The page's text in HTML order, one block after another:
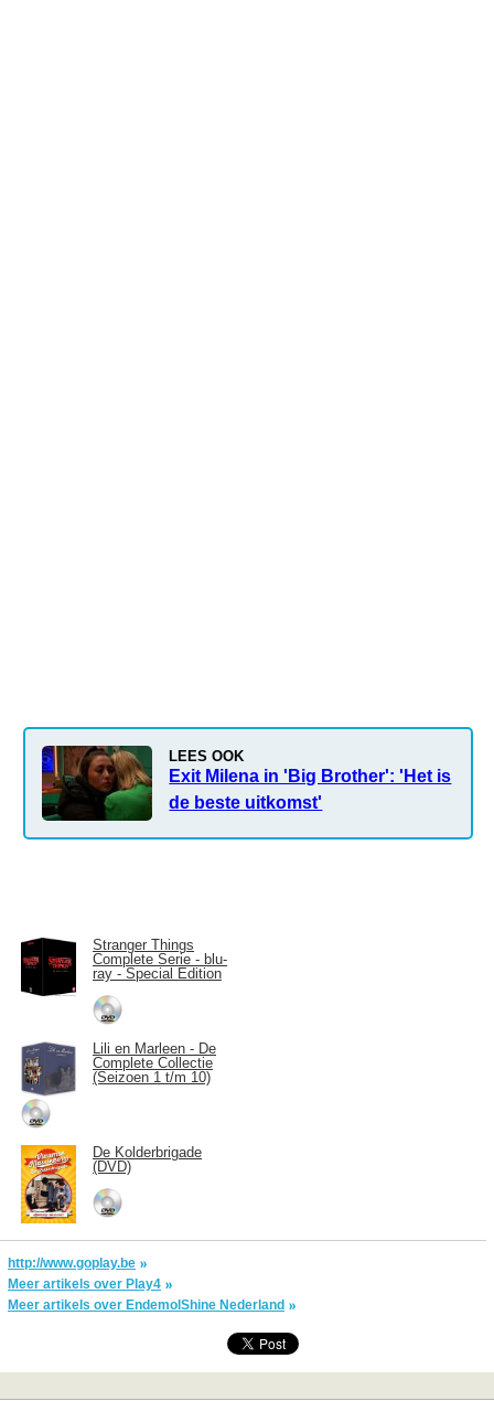
LEES OOK
Exit Milena in 'Big Brother': 'Het is
de beste uitkomst'
Stranger Things
Complete Serie - blu-
ray - Special Edition
Lili en Marleen - De
Complete Collectie
(Seizoen 1 t/m 10)
De Kolderbrigade
(DVD)
http://www.goplay.be
Meer artikels over Play4
Meer artikels over EndemolShine Nederland